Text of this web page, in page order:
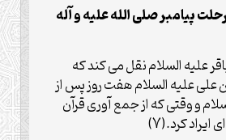
پیامبر صلی الله علیه و آله
علیه السلام نقل می کند که
علی علیه السلام هفت روز پس از
و وقتی که از جمع آوری قرآن
کرد.(7)